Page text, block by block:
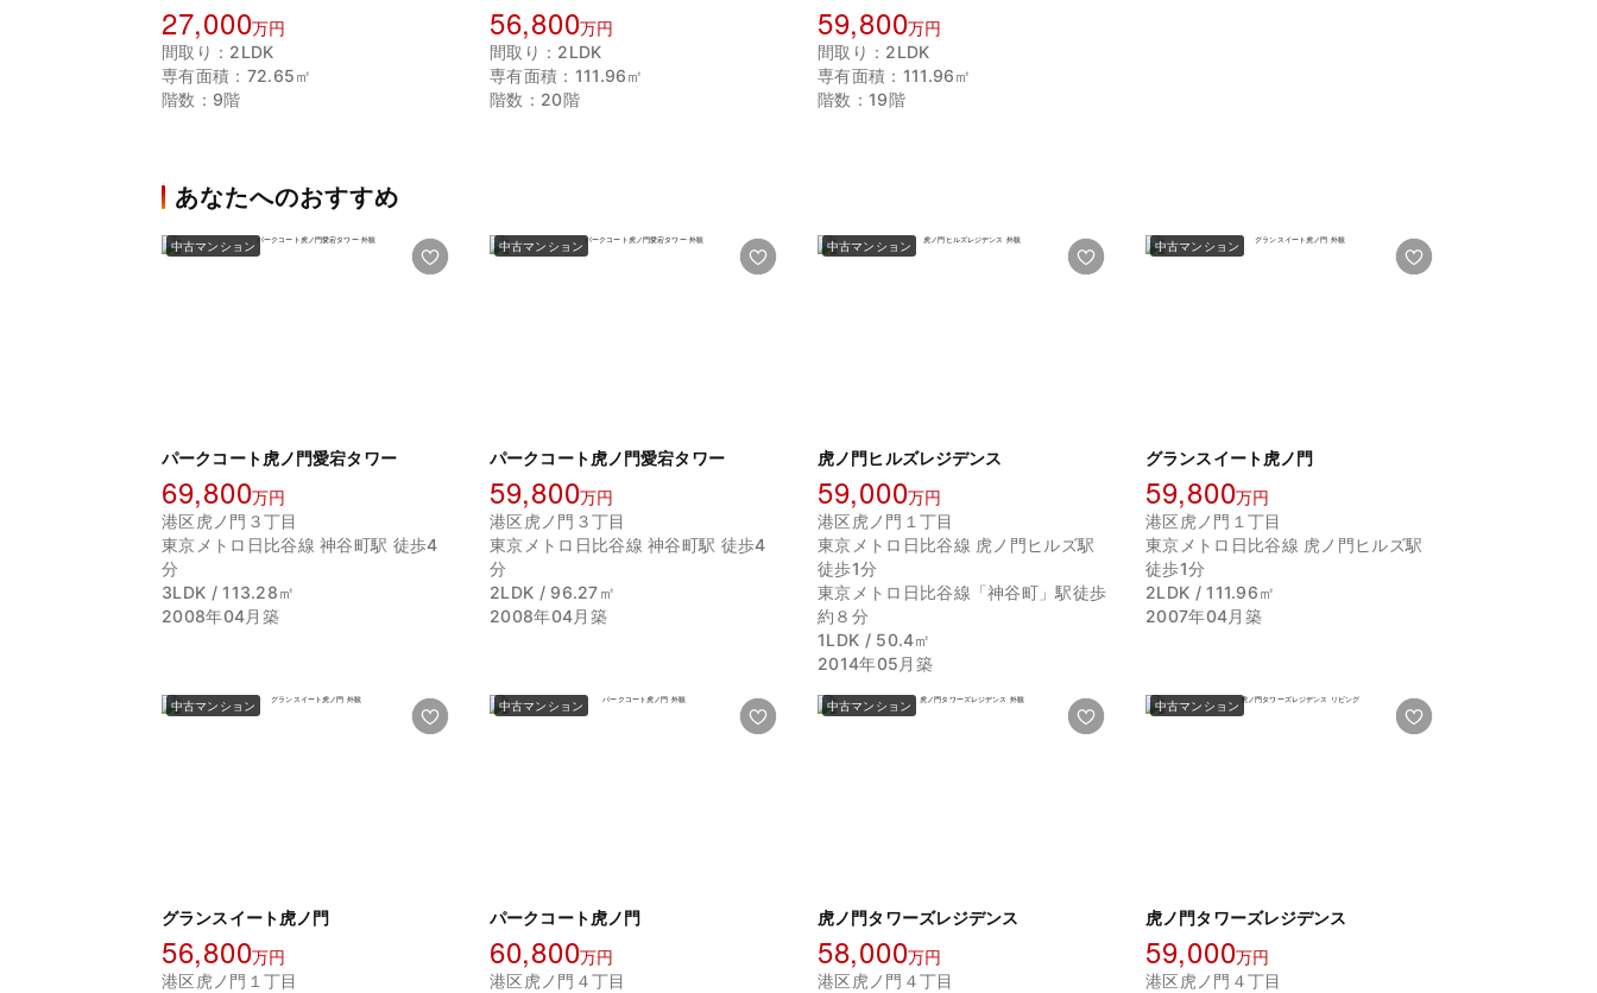
27,000万円
間取り：2LDK
専有面積：72.65㎡
階数：9階
56,800万円
間取り：2LDK
専有面積：111.96㎡
階数：20階
59,800万円
間取り：2LDK
専有面積：111.96㎡
階数：19階
あなたへのおすすめ
中古マンション
パークコート虎ノ門愛宕タワー
69,800万円
港区虎ノ門３丁目
東京メトロ日比谷線 神谷町駅 徒歩4
分
3LDK / 113.28㎡
2008年04月築
中古マンション
パークコート虎ノ門愛宕タワー
59,800万円
港区虎ノ門３丁目
東京メトロ日比谷線 神谷町駅 徒歩4
分
2LDK / 96.27㎡
2008年04月築
中古マンション
虎ノ門ヒルズレジデンス
59,000万円
港区虎ノ門１丁目
東京メトロ日比谷線 虎ノ門ヒルズ駅
徒歩1分
東京メトロ日比谷線「神谷町」駅徒歩
約８分
1LDK / 50.4㎡
2014年05月築
中古マンション
グランスイート虎ノ門
59,800万円
港区虎ノ門１丁目
東京メトロ日比谷線 虎ノ門ヒルズ駅
徒歩1分
2LDK / 111.96㎡
2007年04月築
中古マンション
グランスイート虎ノ門
56,800万円
港区虎ノ門１丁目
中古マンション
パークコート虎ノ門
60,800万円
港区虎ノ門４丁目
中古マンション
虎ノ門タワーズレジデンス
58,000万円
港区虎ノ門４丁目
中古マンション
虎ノ門タワーズレジデンス
59,000万円
港区虎ノ門４丁目